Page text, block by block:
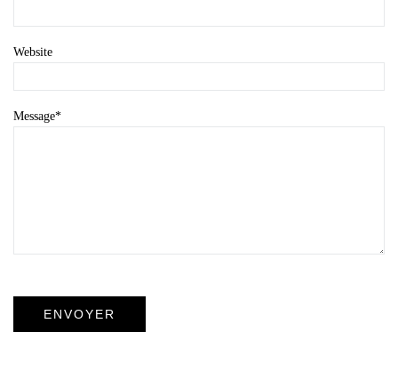
Message*
Website